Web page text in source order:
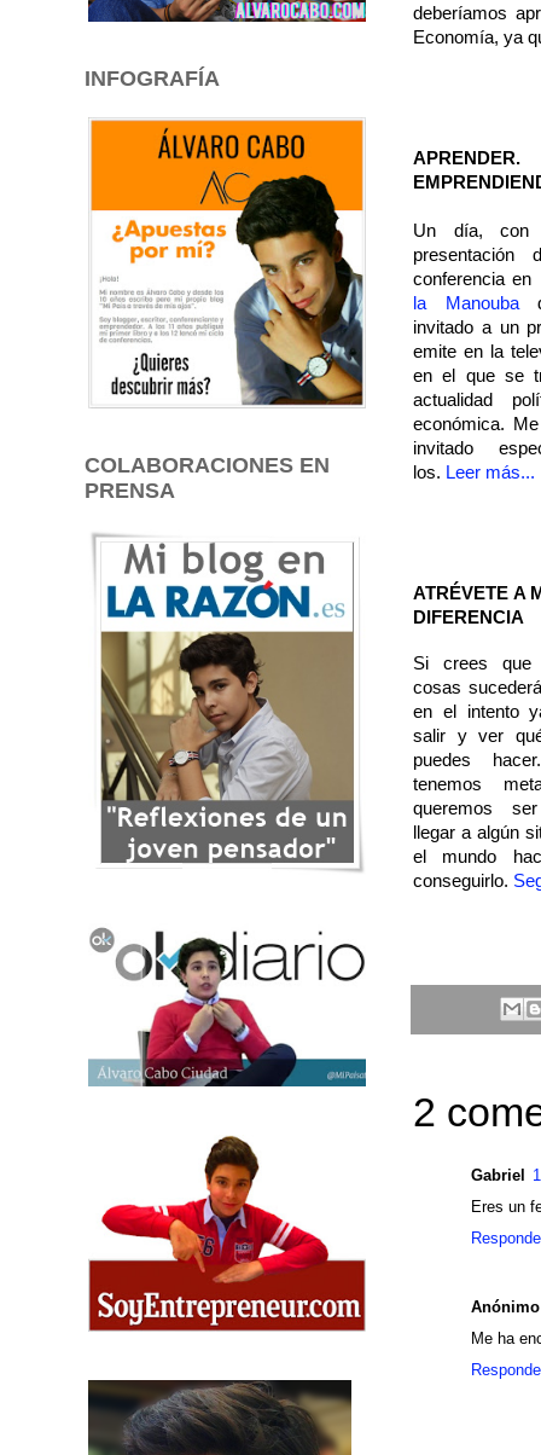
deberíamos
Economía, ya
APRENDER.
Un día, con
conferencia
la Manouba
invitado a un
emite en la
en el que se
actualidad
económica.
invitado
los. Leer más...
ATRÉVETE A
DIFERENCIA
Si crees que
cosas
en el intento
salir y ver
puedes
tenemos
queremos
llegar a algún
el mundo
conseguirlo.
2
Gabriel
Eres un
Anónimo
Me ha
INFOGRAFÍA
COLABORACIONES EN
PRENSA